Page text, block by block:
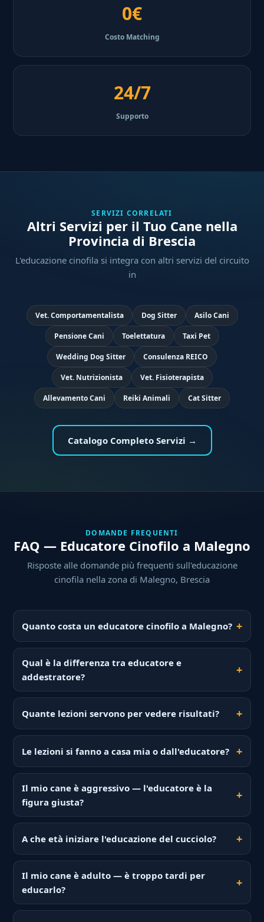
0€
Costo Matching
24/7
Supporto
SERVIZI CORRELATI
Altri Servizi per il Tuo Cane nella
Provincia di Brescia
L'educazione cinofila si integra con altri servizi del circuito
in
Vet. Comportamentalista Dog Sitter Asilo Cani
Pensione Cani Toelettatura Taxi Pet
Wedding Dog Sitter Consulenza REICO
Vet. Nutrizionista Vet. Fisioterapista
Allevamento Cani Reiki Animali Cat Sitter
Catalogo Completo Servizi →
DOMANDE FREQUENTI
FAQ — Educatore Cinofilo a Malegno
Risposte alle domande più frequenti sull'educazione
cinofila nella zona di Malegno, Brescia
Quanto costa un educatore cinofilo a Malegno?
Qual è la differenza tra educatore e
addestratore?
Quante lezioni servono per vedere risultati?
Le lezioni si fanno a casa mia o dall'educatore?
Il mio cane è aggressivo — l'educatore è la
figura giusta?
A che età iniziare l'educazione del cucciolo?
Il mio cane è adulto — è troppo tardi per
educarlo?